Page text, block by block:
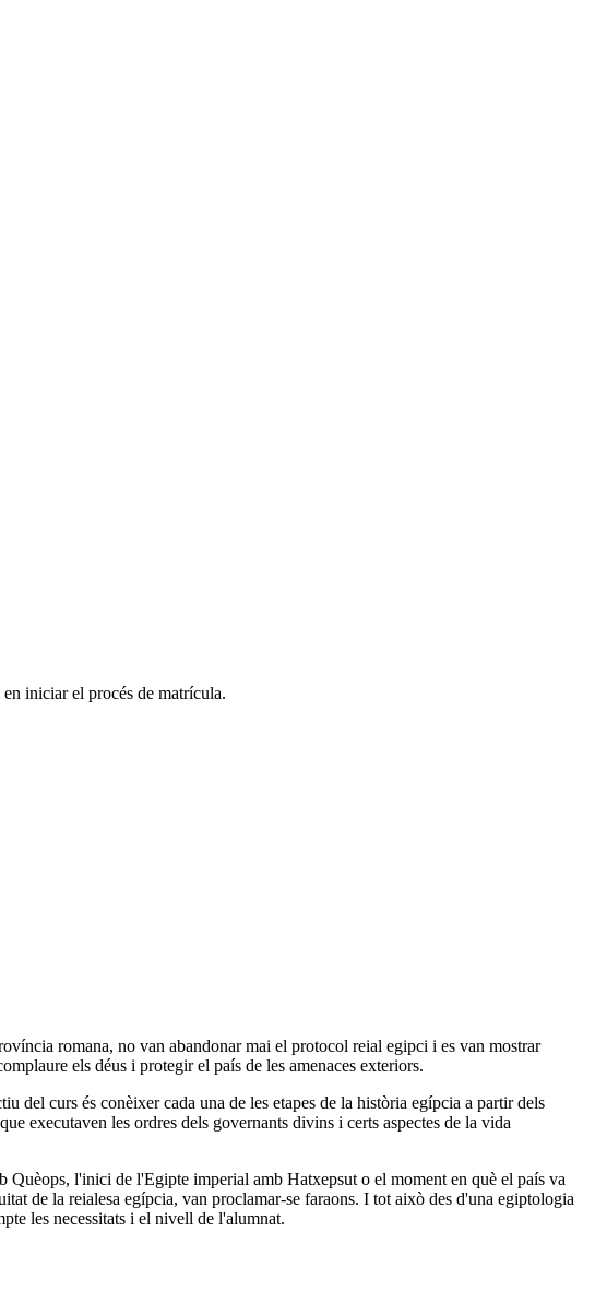
iniciar el procés de matrícula.
romana, no van abandonar mai el protocol reial egipci i es van mostrar
els déus i protegir el país de les amenaces exteriors.
del curs és conèixer cada una de les etapes de la història egípcia a partir dels
executaven les ordres dels governants divins i certs aspectes de la vida
l'inici de l'Egipte imperial amb Hatxepsut o el moment en què el país va
de la reialesa egípcia, van proclamar-se faraons. I tot això des d'una egiptologia
les necessitats i el nivell de l'alumnat.